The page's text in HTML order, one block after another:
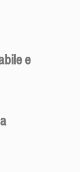
e